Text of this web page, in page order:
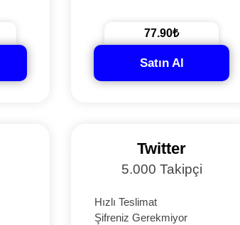
77.90₺
Satın Al
Twitter
5.000 Takipçi
Hızlı Teslimat
Şifreniz Gerekmiyor